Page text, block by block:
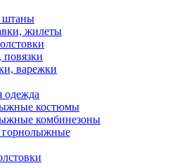
штаны
жилеты
варежки
одежда
костюмы
комбинезоны
горнолыжные